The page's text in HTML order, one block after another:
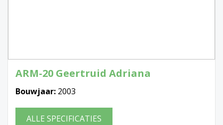
ARM-20 Geertruid Adriana
Bouwjaar: 2003
ALLE SPECIFICATIES